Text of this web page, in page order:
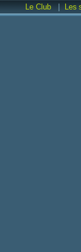
Le Club
| Les